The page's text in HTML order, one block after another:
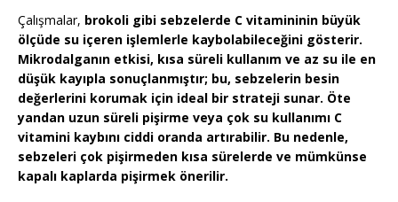
Çalışmalar, brokoli gibi sebzelerde C vitamininin büyük
ölçüde su içeren işlemlerle kaybolabileceğini gösterir.
Mikrodalganın etkisi, kısa süreli kullanım ve az su ile en
düşük kayıpla sonuçlanmıştır; bu, sebzelerin besin
değerlerini korumak için ideal bir strateji sunar. Öte
yandan uzun süreli pişirme veya çok su kullanımı C
vitamini kaybını ciddi oranda artırabilir. Bu nedenle,
sebzeleri çok pişirmeden kısa sürelerde ve mümkünse
kapalı kaplarda pişirmek önerilir.